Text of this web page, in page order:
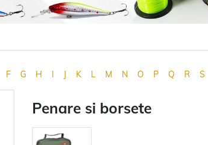
F G H I J K L M N O P Q R S
Penare si borsete